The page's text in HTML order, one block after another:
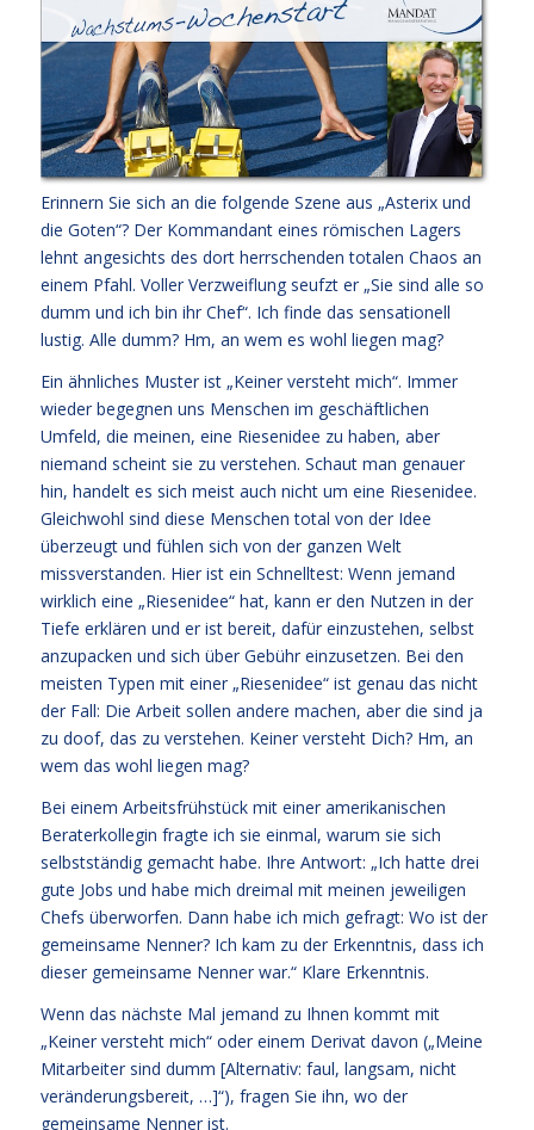
Erinnern Sie sich an die folgende Szene aus „Asterix und
die Goten“? Der Kommandant eines römischen Lagers
lehnt angesichts des dort herrschenden totalen Chaos an
einem Pfahl. Voller Verzweiflung seufzt er „Sie sind alle so
dumm und ich bin ihr Chef“. Ich finde das sensationell
lustig. Alle dumm? Hm, an wem es wohl liegen mag?
Ein ähnliches Muster ist „Keiner versteht mich“. Immer
wieder begegnen uns Menschen im geschäftlichen
Umfeld, die meinen, eine Riesenidee zu haben, aber
niemand scheint sie zu verstehen. Schaut man genauer
hin, handelt es sich meist auch nicht um eine Riesenidee.
Gleichwohl sind diese Menschen total von der Idee
überzeugt und fühlen sich von der ganzen Welt
missverstanden. Hier ist ein Schnelltest: Wenn jemand
wirklich eine „Riesenidee“ hat, kann er den Nutzen in der
Tiefe erklären und er ist bereit, dafür einzustehen, selbst
anzupacken und sich über Gebühr einzusetzen. Bei den
meisten Typen mit einer „Riesenidee“ ist genau das nicht
der Fall: Die Arbeit sollen andere machen, aber die sind ja
zu doof, das zu verstehen. Keiner versteht Dich? Hm, an
wem das wohl liegen mag?
Bei einem Arbeitsfrühstück mit einer amerikanischen
Beraterkollegin fragte ich sie einmal, warum sie sich
selbstständig gemacht habe. Ihre Antwort: „Ich hatte drei
gute Jobs und habe mich dreimal mit meinen jeweiligen
Chefs überworfen. Dann habe ich mich gefragt: Wo ist der
gemeinsame Nenner? Ich kam zu der Erkenntnis, dass ich
dieser gemeinsame Nenner war.“ Klare Erkenntnis.
Wenn das nächste Mal jemand zu Ihnen kommt mit
„Keiner versteht mich“ oder einem Derivat davon („Meine
Mitarbeiter sind dumm [Alternativ: faul, langsam, nicht
veränderungsbereit, …]“), fragen Sie ihn, wo der
gemeinsame Nenner ist.